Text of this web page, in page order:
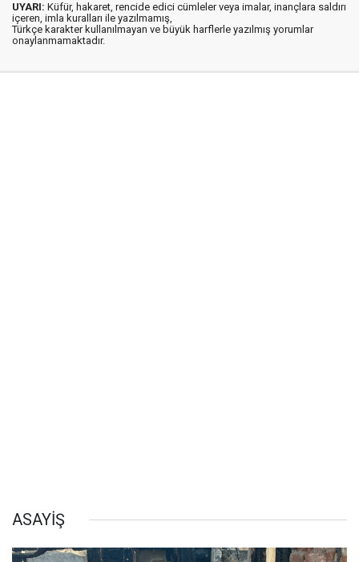
UYARI: Küfür, hakaret, rencide edici cümleler veya imalar, inançlara saldırı
içeren, imla kuralları ile yazılmamış,
Türkçe karakter kullanılmayan ve büyük harflerle yazılmış yorumlar
onaylanmamaktadır.
ASAYİŞ